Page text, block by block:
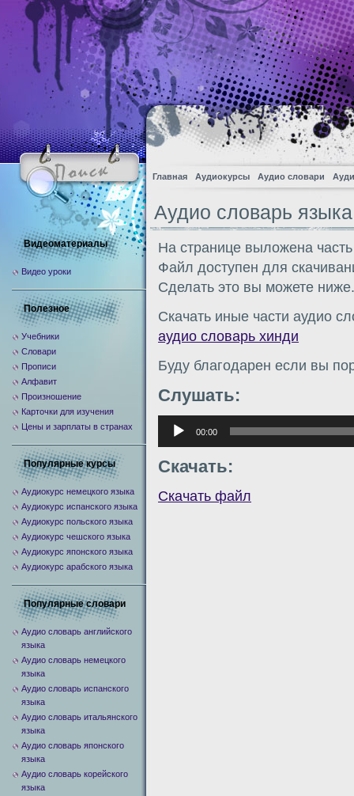
Главная Аудиокурсы Аудио словари
Аудио словарь
На странице выложена
Файл доступен для
Сделать это вы можете ниже.
Скачать иные части аудио
аудио словарь хинди
Буду благодарен если вы
Слушать:
Аудиоплеер
00:00
Скачать:
Скачать файл
Видеоматериалы
Видео уроки
Полезное
Учебники
Словари
Прописи
Алфавит
Произношение
Карточки для изучения
Цены и зарплаты в странах
Популярные курсы
Аудиокурс немецкого языка
Аудиокурс испанского языка
Аудиокурс польского языка
Аудиокурс чешского языка
Аудиокурс японского языка
Аудиокурс арабского языка
Популярные словари
Аудио словарь английского
языка
Аудио словарь немецкого
языка
Аудио словарь испанского
языка
Аудио словарь итальянского
языка
Аудио словарь японского
языка
Аудио словарь корейского
языка